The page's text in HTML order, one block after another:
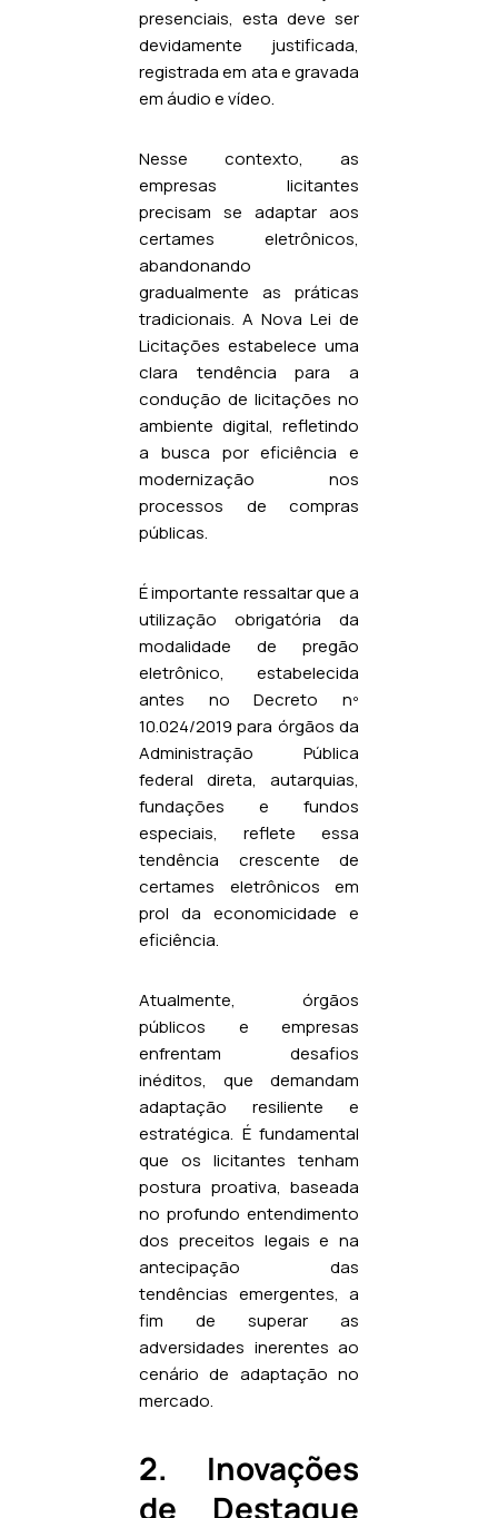
presenciais, esta deve ser
devidamente justificada,
registrada em ata e gravada
em áudio e vídeo.
Nesse contexto, as
empresas licitantes
precisam se adaptar aos
certames eletrônicos,
abandonando
gradualmente as práticas
tradicionais. A Nova Lei de
Licitações estabelece uma
clara tendência para a
condução de licitações no
ambiente digital, refletindo
a busca por eficiência e
modernização nos
processos de compras
públicas.
É importante ressaltar que a
utilização obrigatória da
modalidade de pregão
eletrônico, estabelecida
antes no Decreto nº
10.024/2019 para órgãos da
Administração Pública
federal direta, autarquias,
fundações e fundos
especiais, reflete essa
tendência crescente de
certames eletrônicos em
prol da economicidade e
eficiência.
Atualmente, órgãos
públicos e empresas
enfrentam desafios
inéditos, que demandam
adaptação resiliente e
estratégica. É fundamental
que os licitantes tenham
postura proativa, baseada
no profundo entendimento
dos preceitos legais e na
antecipação das
tendências emergentes, a
fim de superar as
adversidades inerentes ao
cenário de adaptação no
mercado.
2. Inovações
de Destaque